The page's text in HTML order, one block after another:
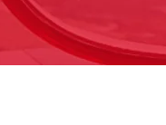
AASP
de Códigos de Bolso
da AASP